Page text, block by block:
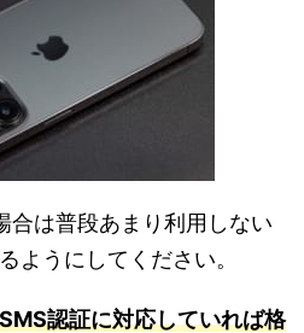
合は普段あまり利用しない
ようにしてください。
SMS認証に対応していれば格